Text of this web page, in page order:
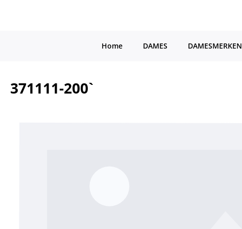
Home DAMES DAMESMERKEN
371111-200`